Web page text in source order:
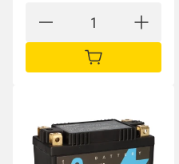
IN DEN WARENKORB